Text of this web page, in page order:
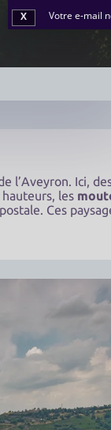
l’Aveyron. Ici,
les
Ces
Votre e-mail
X